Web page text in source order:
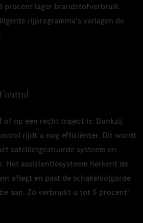
procent lager brandstofverbruik.
rijprogramma's verlagen de
of op een recht traject is: Dankzij
rijdt u nog efficiënter. Dit wordt
satellietgestuurde systeem en
Het assistentiesysteem herkent de
aflegt en past de schakelvolgorde
aan. Zo verbruikt u tot 5 procent1